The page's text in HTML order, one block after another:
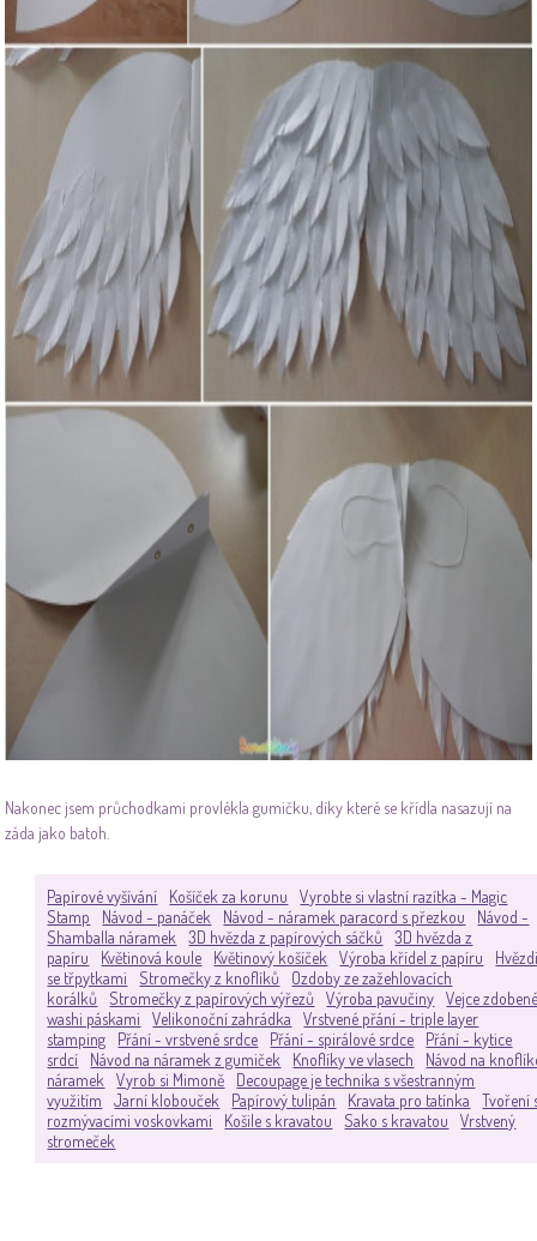
Nakonec jsem průchodkami provlékla gumičku, díky které se křídla nasazují na
záda jako batoh.
Papírové vyšívání Košíček za korunu
Vyrobte si vlastní razítka - Magic
Stamp
Návod - panáček Návod - náramek paracord s přezkou
Návod -
Shamballa náramek
3D hvězda z papírových sáčků
3D hvězda z
papíru
Květinová koule Květinový košíček Výroba křídel z papíru
se třpytkami
Stromečky z knoflíků
Ozdoby ze zažehlovacích
korálků
Stromečky z papírových výřezů Výroba pavučiny
Vejce
washi páskami
Velikonoční zahrádka
Vrstvené přání - triple layer
stamping
Přání - vrstvené srdce Přání - spirálové srdce
Přání - kytice
srdcí
Návod na náramek z gumiček Knoflíky ve vlasech
Návod na
náramek
Vyrob si Mimoně
Decoupage je technika s všestranným
využitím
Jarní klobouček Papírový tulipán Kravata pro tatínka
Tvoření
rozmývacími voskovkami
Košile s kravatou Sako s kravatou
Vrstvený
stromeček